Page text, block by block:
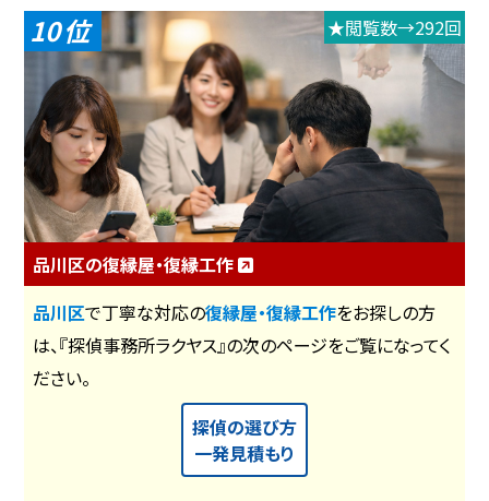
10 ★閲覧数→292回
品川区の復縁屋・復縁工作
品川区で丁寧な対応の復縁屋・復縁工作をお探しの方
は、『探偵事務所ラクヤス』の次のページをご覧になってく
ださい。
探偵の選び方
一発見積もり